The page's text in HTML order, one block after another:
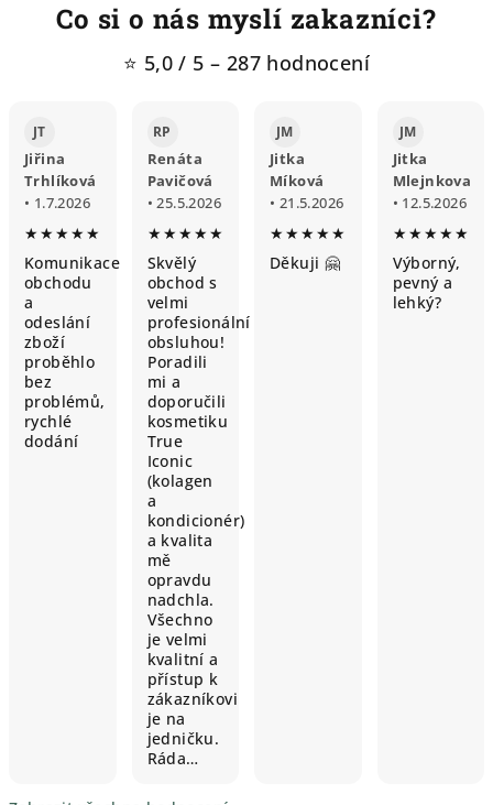
Co si o nás myslí zakazníci?
⭐ 5,0 / 5 – 287 hodnocení
JT
Jiřina
Trhlíková
• 1.7.2026
★★★★★
Komunikace
obchodu
a
odeslání
zboží
proběhlo
bez
problémů,
rychlé
dodání
RP
Renáta
Pavičová
• 25.5.2026
★★★★★
Skvělý
obchod s
velmi
profesionální
obsluhou!
Poradili
mi a
doporučili
kosmetiku
True
Iconic
(kolagen
a
kondicionér)
a kvalita
mě
opravdu
nadchla.
Všechno
je velmi
kvalitní a
přístup k
zákazníkovi
je na
jedničku.
Ráda…
JM
Jitka
Míková
• 21.5.2026
★★★★★
Děkuji 🤗
JM
Jitka
Mlejnkova
• 12.5.2026
★★★★★
Výborný,
pevný a
lehký?